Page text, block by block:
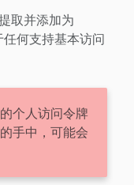
取并添加为
何支持基本访问
个人访问令牌
手中，可能会